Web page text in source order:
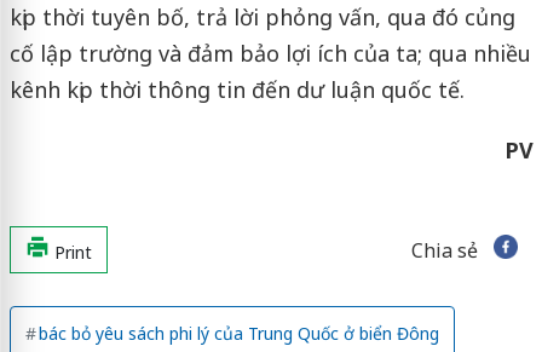
kịp thời tuyên bố, trả lời phỏng vấn, qua đó củng
cố lập trường và đảm bảo lợi ích của ta; qua nhiều
kênh kịp thời thông tin đến dư luận quốc tế.
PV
Print Chia sẻ
bác bỏ yêu sách phi lý của Trung Quốc ở biển Đông